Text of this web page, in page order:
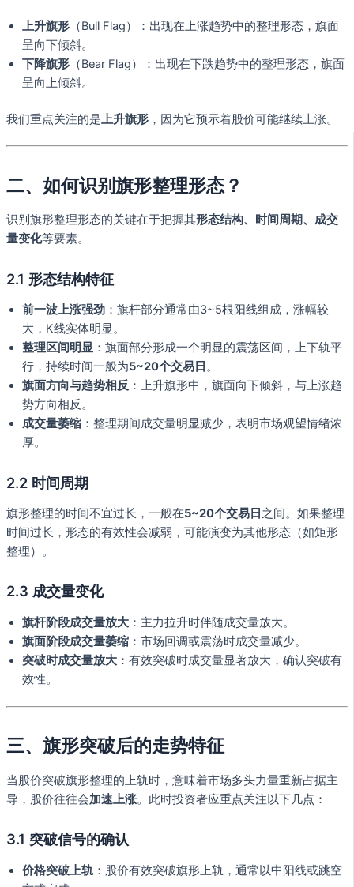
上升旗形 （Bull Flag）：出现在上涨趋势中的整理形态，旗面
呈向下倾斜。
下降旗形 （Bear Flag）：出现在下跌趋势中的整理形态，旗面
呈向上倾斜。
我们重点关注的是 上升旗形 ，因为它预示着股价可能继续上涨。
二、如何识别旗形整理形态？
识别旗形整理形态的关键在于把握其形态结构、时间周期、成交
量变化等要素。
2.1 形态结构特征
前一波上涨强劲 ：旗杆部分通常由3~5根阳线组成，涨幅较
大，K线实体明显。
整理区间明显 ：旗面部分形成一个明显的震荡区间，上下轨平
行，持续时间一般为5~20个交易日 。
旗面方向与趋势相反 ：上升旗形中，旗面向下倾斜，与上涨趋
势方向相反。
成交量萎缩 ：整理期间成交量明显减少，表明市场观望情绪浓
厚。
2.2 时间周期
旗形整理的时间不宜过长，一般在5~20个交易日 之间。如果整理
时间过长，形态的有效性会减弱，可能演变为其他形态（如矩形
整理）。
2.3 成交量变化
旗杆阶段成交量放大 ：主力拉升时伴随成交量放大。
旗面阶段成交量萎缩 ：市场回调或震荡时成交量减少。
突破时成交量放大 ：有效突破时成交量显著放大，确认突破有
效性。
三、旗形突破后的走势特征
当股价突破旗形整理的上轨时，意味着市场多头力量重新占据主
导，股价往往会加速上涨。此时投资者应重点关注以下几点：
3.1 突破信号的确认
价格突破上轨 ：股价有效突破旗形上轨，通常以中阳线或跳空